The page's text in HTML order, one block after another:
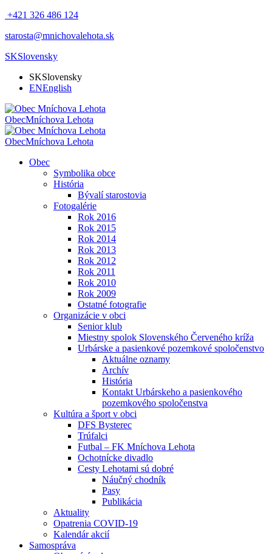
+421 326 486 124
starosta@mnichovalehota.sk
SKSlovensky
SKSlovensky
ENEnglish
ObecMníchova Lehota
ObecMníchova Lehota
Obec
Symbolika obce
História
Bývalí starostovia
Fotogalérie
Rok 2016
Rok 2015
Rok 2014
Rok 2013
Rok 2012
Rok 2011
Rok 2010
Rok 2009
Ostatné fotografie
Organizácie v obci
Senior klub
Miestny spolok Slovenského Červeného kríža
Urbárske a pasienkové pozemkové spoločenstvo
Aktuálne oznamy
Archív
História
Kontakt Urbárskeho a pasienkového
pozemkového spoločenstva
Kultúra a šport v obci
DFS Bysterec
Trúfalci
Futbal – FK Mníchova Lehota
Ochotnícke divadlo
Cesty Lehotami sú dobré
Náučný chodník
Pasy
Publikácia
Aktuality
Opatrenia COVID-19
Kalendár akcií
Samospráva